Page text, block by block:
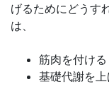
げるためにどうす
は、
筋肉を付ける
基礎代謝を上